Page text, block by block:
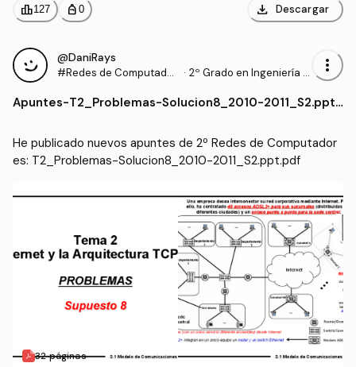
leaderboard127 personal_bag 0 download Descargar
@DaniRays
#Redes de Computador
· 2º Grado en Ingeniería In
more_vert
Apuntes-T2_Problemas-Solucion8_2010-2011_S2.ppt.
He publicado nuevos apuntes de 2º Redes de Computador
es: T2_Problemas-Solucion8_2010-2011_S2.ppt.pdf
32 páginas